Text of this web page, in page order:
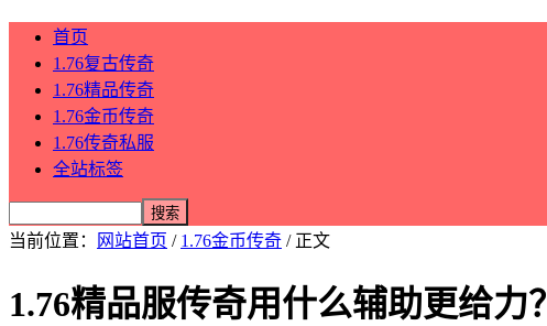
首页
1.76复古传奇
1.76精品传奇
1.76金币传奇
1.76传奇私服
全站标签
当前位置： 网站首页 / 1.76金币传奇 / 正文
1.76精品服传奇用什么辅助更给力？